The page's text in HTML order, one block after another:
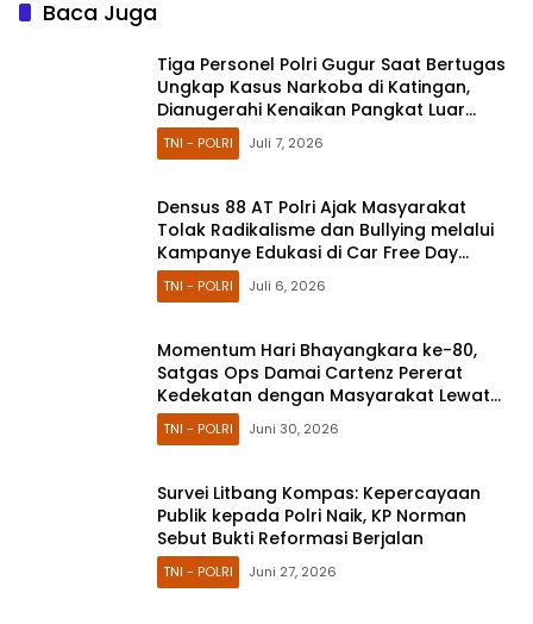
Baca Juga
Tiga Personel Polri Gugur Saat Bertugas
Ungkap Kasus Narkoba di Katingan,
Dianugerahi Kenaikan Pangkat Luar
Biasa Anumerta
TNI - POLRI Juli 7, 2026
Densus 88 AT Polri Ajak Masyarakat
Tolak Radikalisme dan Bullying melalui
Kampanye Edukasi di Car Free Day
Makassar
TNI - POLRI Juli 6, 2026
Momentum Hari Bhayangkara ke-80,
Satgas Ops Damai Cartenz Pererat
Kedekatan dengan Masyarakat Lewat
Bakti Sosial
TNI - POLRI Juni 30, 2026
Survei Litbang Kompas: Kepercayaan
Publik kepada Polri Naik, KP Norman
Sebut Bukti Reformasi Berjalan
TNI - POLRI Juni 27, 2026